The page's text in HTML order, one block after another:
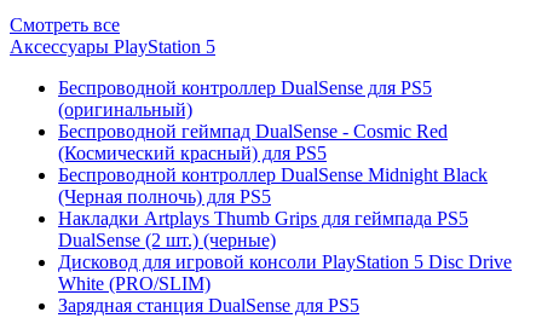
Смотреть все
Аксессуары PlayStation 5
Беспроводной контроллер DualSense для PS5
(оригинальный)
Беспроводной геймпад DualSense - Cosmic Red
(Космический красный) для PS5
Беспроводной контроллер DualSense Midnight Black
(Черная полночь) для PS5
Накладки Artplays Thumb Grips для геймпада PS5
DualSense (2 шт.) (черные)
Дисковод для игровой консоли PlayStation 5 Disc Drive
White (PRO/SLIM)
Зарядная станция DualSense для PS5